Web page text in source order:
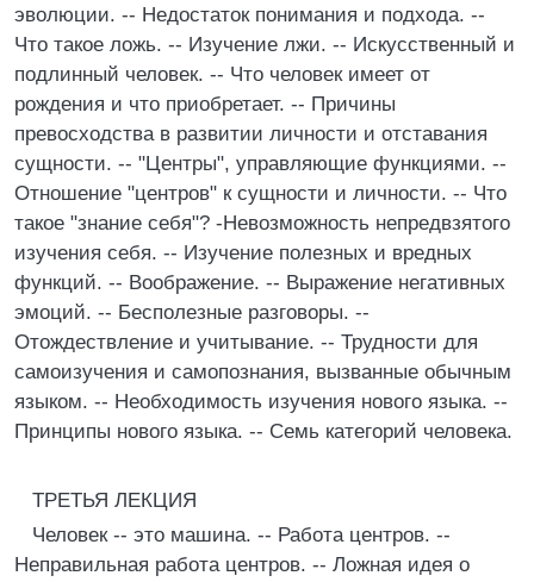
эволюции. -- Недостаток понимания и подхода. --
Что такое ложь. -- Изучение лжи. -- Искусственный и
подлинный человек. -- Что человек имеет от
рождения и что приобретает. -- Причины
превосходства в развитии личности и отставания
сущности. -- "Центры", управляющие функциями. --
Отношение "центров" к сущности и личности. -- Что
такое "знание себя"? -Невозможность непредвзятого
изучения себя. -- Изучение полезных и вредных
функций. -- Воображение. -- Выражение негативных
эмоций. -- Бесполезные разговоры. --
Отождествление и учитывание. -- Трудности для
самоизучения и самопознания, вызванные обычным
языком. -- Необходимость изучения нового языка. --
Принципы нового языка. -- Семь категорий человека.
ТРЕТЬЯ ЛЕКЦИЯ
Человек -- это машина. -- Работа центров. --
Неправильная работа центров. -- Ложная идея о